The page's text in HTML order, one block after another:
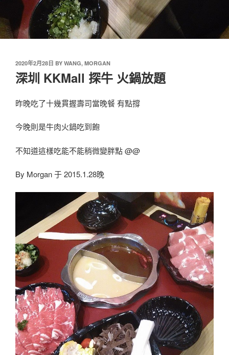
2020年2月28日 BY WANG, MORGAN
深圳 KKMall 探牛 火鍋放題
昨晚吃了十幾貫握壽司當晚餐 有點撐
今晚則是牛肉火鍋吃到飽
不知道這樣吃能不能稍微變胖點 @@
By Morgan 于 2015.1.28晚